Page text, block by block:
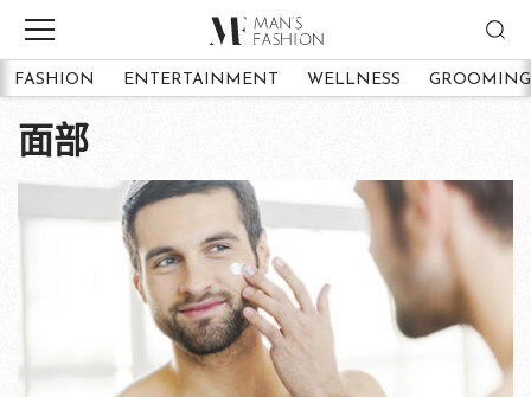
FASHION ENTERTAINMENT WELLNESS GROOMING
面部